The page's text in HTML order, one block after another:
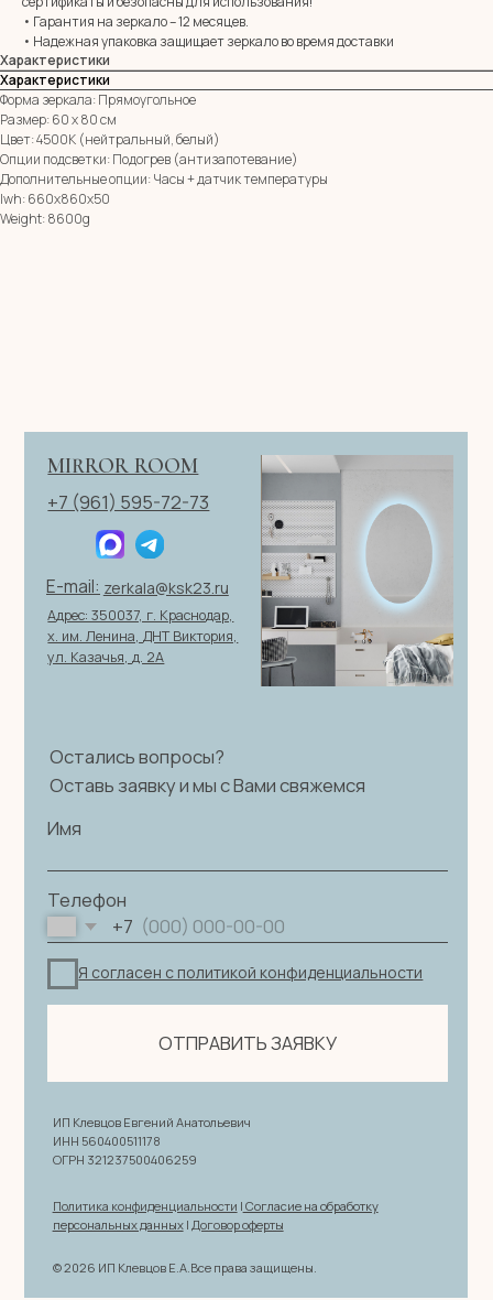
• Гарантия на зеркало – 12 месяцев.
• Надежная упаковка защищает зеркало во время доставки
Характеристики
Характеристики
Форма зеркала: Прямоугольное
Размер: 60 х 80 см
Цвет: 4500К (нейтральный, белый)
Опции подсветки: Подогрев (антизапотевание)
Дополнительные опции: Часы + датчик температуры
lwh: 660x860x50
Weight: 8600g
© 2026 ИП Клевцов Е.А.Все права защищены.
Остались вопросы?
Оставь заявку и мы с Вами свяжемся
Имя
Телефон
+7
Я согласен с политикой конфиденциальности